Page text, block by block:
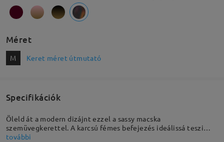
Méret
M Keret méret útmutató
Specifikációk
Öleld át a modern dizájnt ezzel a sassy macska
szemüvegkerettel. A karcsú fémes befejezés ideálissá teszi
ezeket a napszemüvegeket a kiemelkedő viselethez.
további